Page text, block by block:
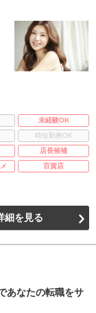
未経験OK
時短勤務OK
店長候補
百貨店
細を見る
あなたの転職をサ